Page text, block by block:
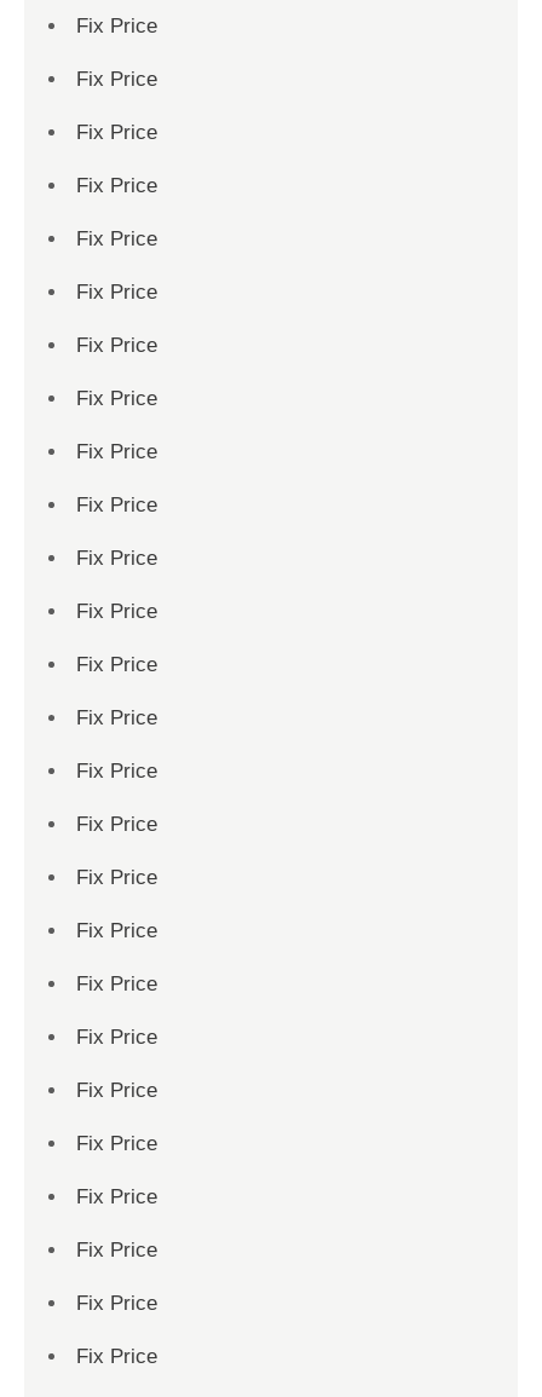
Fix Price
Fix Price
Fix Price
Fix Price
Fix Price
Fix Price
Fix Price
Fix Price
Fix Price
Fix Price
Fix Price
Fix Price
Fix Price
Fix Price
Fix Price
Fix Price
Fix Price
Fix Price
Fix Price
Fix Price
Fix Price
Fix Price
Fix Price
Fix Price
Fix Price
Fix Price